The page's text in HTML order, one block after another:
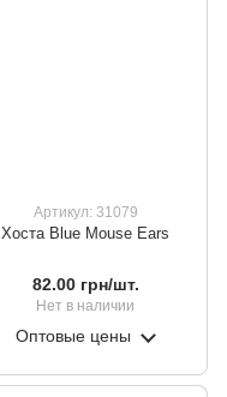
Артикул: 31079
Хоста Blue Mouse Ears
82.00 грн/шт.
Нет в наличии
Оптовые цены